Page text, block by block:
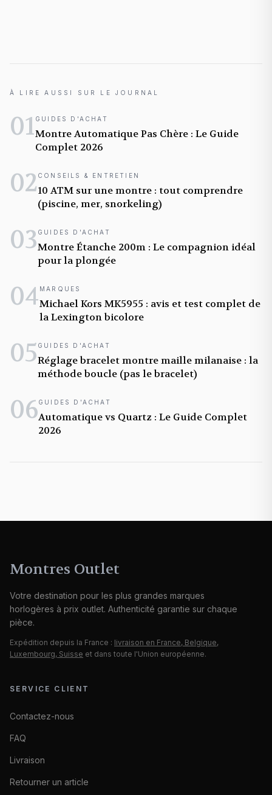
À LIRE AUSSI SUR LE JOURNAL
01 GUIDES D'ACHAT
Montre Automatique Pas Chère : Le Guide
Complet 2026
02 CONSEILS & ENTRETIEN
10 ATM sur une montre : tout comprendre
(piscine, mer, snorkeling)
03 GUIDES D'ACHAT
Montre Étanche 200m : Le compagnion idéal
pour la plongée
04 MARQUES
Michael Kors MK5955 : avis et test complet de
la Lexington bicolore
05 GUIDES D'ACHAT
Réglage bracelet montre maille milanaise : la
méthode boucle (pas le bracelet)
06GUIDES D'ACHAT
Automatique vs Quartz : Le Guide Complet
2026
Montres Outlet
Votre destination pour les plus grandes marques
horlogères à prix outlet. Authenticité garantie sur chaque
pièce.
Expédition depuis la France : livraison en France, Belgique,
Luxembourg, Suisse et dans toute l'Union européenne.
SERVICE CLIENT
Contactez-nous
FAQ
Livraison
Retourner un article